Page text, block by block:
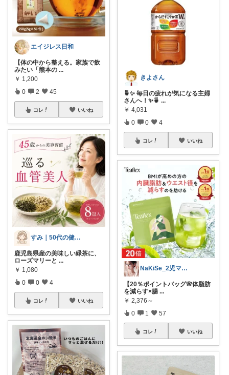
エイジレス日和
【体の中から整える。家族で飲
みたい「熊本の ...
￥ 1,200
0 2 45
コレ いいね
すみ｜50代の健康と暮らし
鹿児島県産の美味しい緑茶に、
ローズマリーと ...
￥ 1,080
0 0 4
コレ いいね
きよさん
🍵✨ 毎日の疲れが気になる主婦
さんへ！✨🍵 ...
￥ 4,031
0 0 4
コレ いいね
NaKiSe_2児ママ🌸訪問感謝です
【20％ポイントバッグ🌸体脂肪
を減らす×腸 ...
￥ 2,376～
0 1 57
コレ いいね